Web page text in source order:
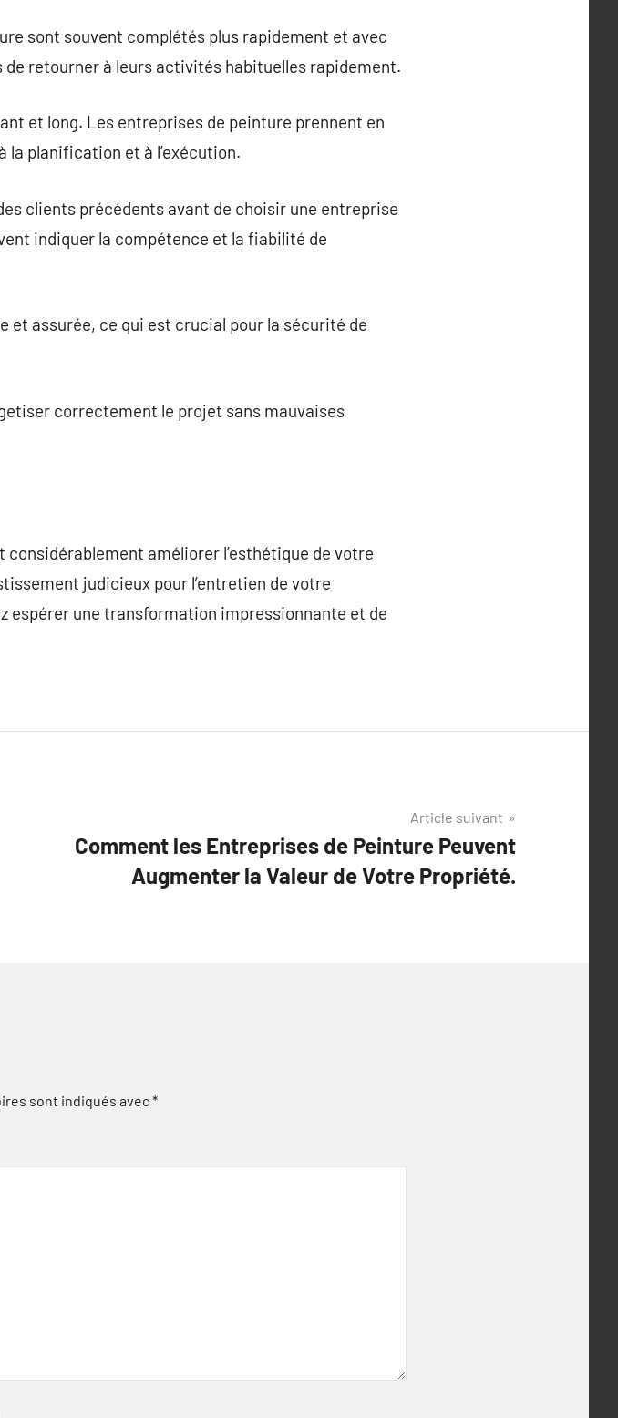
sont souvent complétés plus rapidement et avec
retourner à leurs activités habituelles rapidement.
et long. Les entreprises de peinture prennent en
la planification et à l’exécution.
clients précédents avant de choisir une entreprise
indiquer la compétence et la fiabilité de
et assurée, ce qui est crucial pour la sécurité de
correctement le projet sans mauvaises
améliorer l’esthétique de votre
judicieux pour l’entretien de votre
espérer une transformation impressionnante et de
Article suivant
Comment les Entreprises de Peinture Peuvent
Augmenter la Valeur de Votre Propriété.
sont indiqués avec*